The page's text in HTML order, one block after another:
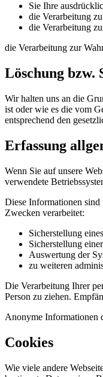
Sie Ihre
die Verarbeitung
die Verarbeitung
die Verarbeitung zur
Löschung bzw.
Wir halten uns an die
ist oder wie es die vom
entsprechend den
Erfassung
Wenn Sie auf unsere
verwendete
Diese Informationen sind
Zwecken verarbeitet:
Sicherstellung
Sicherstellung
Auswertung der
zu weiteren
Die Verarbeitung Ihrer
Person zu ziehen.
Anonyme Informationen
Cookies
Wie viele andere